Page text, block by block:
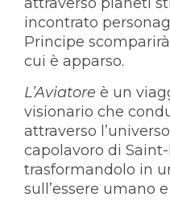
incontrato
Principe
cui è apparso.
L’Aviatore è un
visionario che
attraverso
capolavoro di
trasformandolo in
sull’essere umano